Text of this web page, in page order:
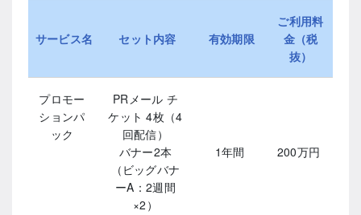
サービス名 セット内容 有効期限
ご利用料
金（税
抜）
プロモー
ションパ
ック
PRメール チ
ケット 4枚（4
回配信）
バナー2本
（ビッグバナ
ーA：2週間
×2）
1年間 200万円